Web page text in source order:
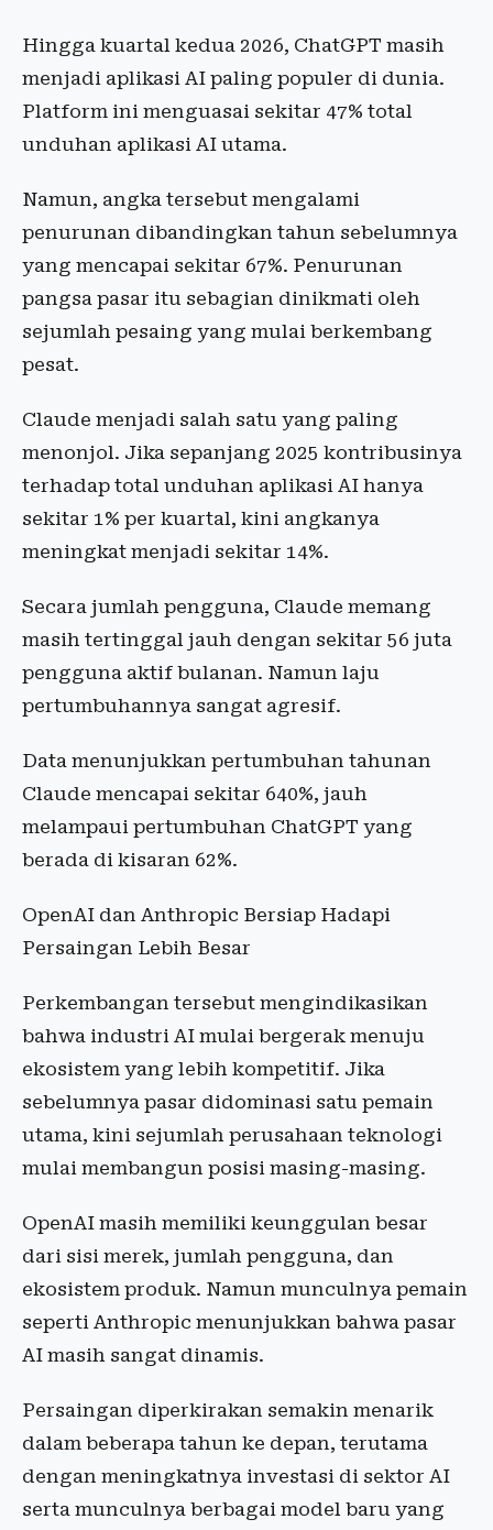
Hingga kuartal kedua 2026, ChatGPT masih
menjadi aplikasi AI paling populer di dunia.
Platform ini menguasai sekitar 47% total
unduhan aplikasi AI utama.
Namun, angka tersebut mengalami
penurunan dibandingkan tahun sebelumnya
yang mencapai sekitar 67%. Penurunan
pangsa pasar itu sebagian dinikmati oleh
sejumlah pesaing yang mulai berkembang
pesat.
Claude menjadi salah satu yang paling
menonjol. Jika sepanjang 2025 kontribusinya
terhadap total unduhan aplikasi AI hanya
sekitar 1% per kuartal, kini angkanya
meningkat menjadi sekitar 14%.
Secara jumlah pengguna, Claude memang
masih tertinggal jauh dengan sekitar 56 juta
pengguna aktif bulanan. Namun laju
pertumbuhannya sangat agresif.
Data menunjukkan pertumbuhan tahunan
Claude mencapai sekitar 640%, jauh
melampaui pertumbuhan ChatGPT yang
berada di kisaran 62%.
OpenAI dan Anthropic Bersiap Hadapi
Persaingan Lebih Besar
Perkembangan tersebut mengindikasikan
bahwa industri AI mulai bergerak menuju
ekosistem yang lebih kompetitif. Jika
sebelumnya pasar didominasi satu pemain
utama, kini sejumlah perusahaan teknologi
mulai membangun posisi masing-masing.
OpenAI masih memiliki keunggulan besar
dari sisi merek, jumlah pengguna, dan
ekosistem produk. Namun munculnya pemain
seperti Anthropic menunjukkan bahwa pasar
AI masih sangat dinamis.
Persaingan diperkirakan semakin menarik
dalam beberapa tahun ke depan, terutama
dengan meningkatnya investasi di sektor AI
serta munculnya berbagai model baru yang